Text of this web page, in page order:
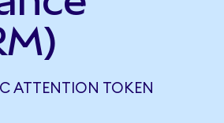
ATTENTION TOKEN